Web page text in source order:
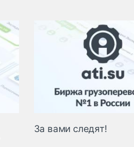
За вами следят!